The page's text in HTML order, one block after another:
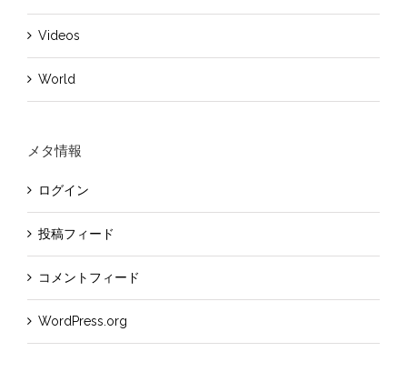
Videos
World
メタ情報
ログイン
投稿フィード
コメントフィード
WordPress.org